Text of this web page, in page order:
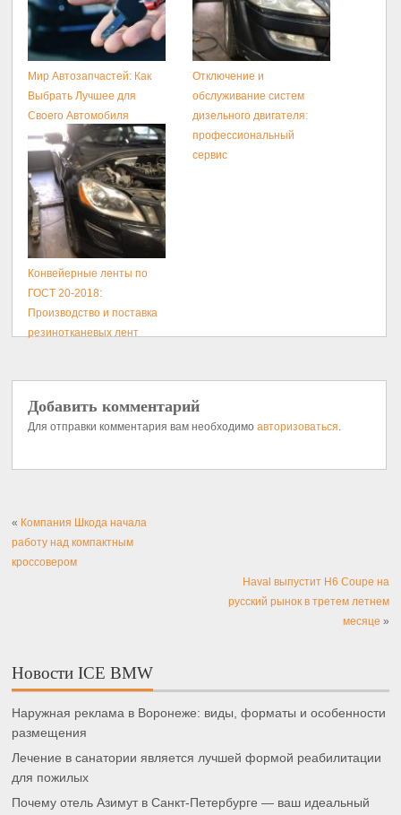
Мир Автозапчастей: Как
Выбрать Лучшее для
Своего Автомобиля
Отключение и
обслуживание систем
дизельного двигателя:
профессиональный
сервис
Конвейерные ленты по
ГОСТ 20-2018:
Производство и поставка
резинотканевых лент
Добавить комментарий
Для отправки комментария вам необходимоавторизоваться.
« Компания Шкода начала
работу над компактным
кроссовером
Haval выпустит H6 Coupe на
русский рынок в третем летнем
месяце »
Новости ICE BMW
Наружная реклама в Воронеже: виды, форматы и особенности
размещения
Лечение в санатории является лучшей формой реабилитации
для пожилых
Почему отель Азимут в Санкт-Петербурге — ваш идеальный